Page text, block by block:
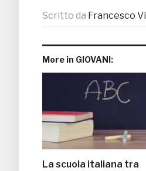
Scritto da Francesco
More in GIOVANI:
La scuola italiana tra